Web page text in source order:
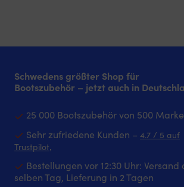
Schwedens größter Shop für
Bootszubehör – jetzt auch in
25 000 Bootszubehör von 500
Sehr zufriedene Kunden – 4.7 / 5 auf
Trustpilot‚
Bestellungen vor 12:30 Uhr: Versand
selben Tag, Lieferung in 2 Tagen